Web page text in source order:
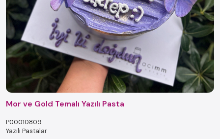
Mor ve Gold Temalı Yazılı Pasta
P00010809
Yazılı Pastalar